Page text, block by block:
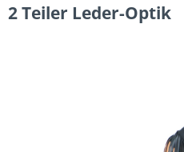
2 Teiler Leder-Optik